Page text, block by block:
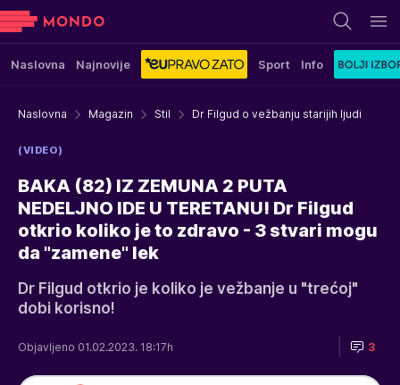
Naslovna Najnovije Sport Info
Naslovna Magazin Stil Dr Filgud o vežbanju starijih ljudi
(VIDEO)
BAKA (82) IZ ZEMUNA 2 PUTA
NEDELJNO IDE U TERETANU! Dr Filgud
otkrio koliko je to zdravo - 3 stvari mogu
da "zamene" lek
Dr Filgud otkrio je koliko je vežbanje u "trećoj"
dobi korisno!
Objavljeno 01.02.2023. 18:17h 3